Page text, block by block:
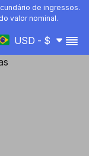
de ingressos.
valor nominal.
USD - $